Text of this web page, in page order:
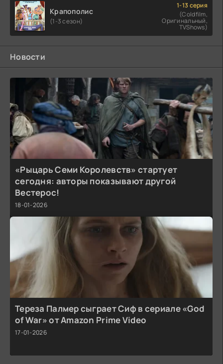
Крапополис
(1-3 сезон)
1-13 серия
(Coldfilm,
Оригинальный,
TVShows)
Новости
«Рыцарь Семи Королевств» стартует
сегодня: авторы показывают другой
Вестерос!
18-01-2026
Тереза Палмер сыграет Сиф в сериале «God
of War» от Amazon Prime Video
17-01-2026